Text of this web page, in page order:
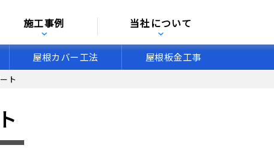
施工事例 当社について
屋根カバー工法 屋根板金工事
ト